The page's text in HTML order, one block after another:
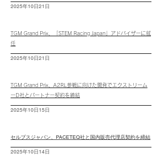
2025年10日21日
TGM Grand Prix、「STEM Racing Japan」アドバイザーに就
任
2025年10日21日
TGM Grand Prix、A2RL参戦に向けた開発でエクストリーム
ーD社とパートナー契約を締結
2025年10日15日
​セルブスジャパン、PACETEQ社と国内販売代理店契約を締結
2025年10日14日